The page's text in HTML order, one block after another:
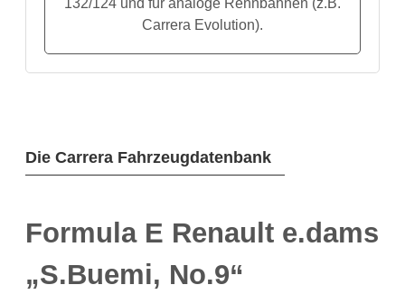
Die Carrera Fahrzeugdatenbank
Formula E Renault e.dams
„S.Buemi, No.9“
Carrera Evolution).